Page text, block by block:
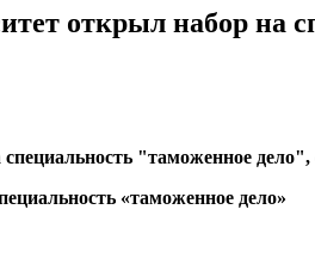
открыл набор на
"таможенное